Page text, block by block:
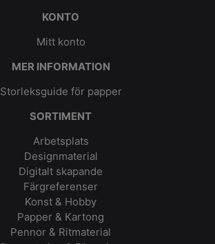
KONTO
Mitt konto
MER INFORMATION
Storleksguide för papper
SORTIMENT
Arbetsplats
Designmaterial
Digitalt skapande
Färgreferenser
Konst & Hobby
Papper & Kartong
Pennor & Ritmaterial